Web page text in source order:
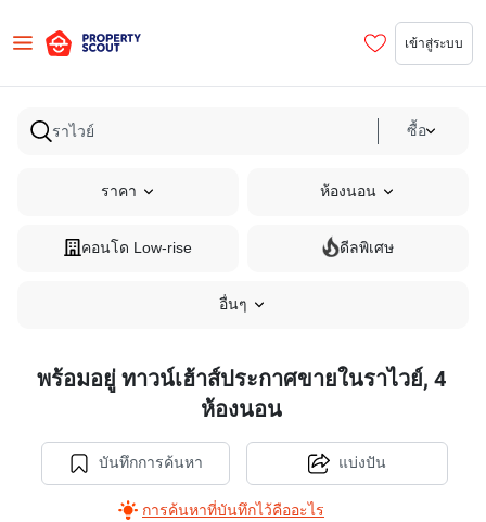
เข้าสู่ระบบ
ซื้อ
ราคา ห้องนอน
คอนโด Low-rise ดีลพิเศษ
อื่นๆ
พร้อมอยู่ ทาวน์เฮ้าส์ประกาศขายในราไวย์, 4
ห้องนอน
บันทึกการค้นหา
การค้นหาที่บันทึกไว้คืออะไร
แบ่งปัน